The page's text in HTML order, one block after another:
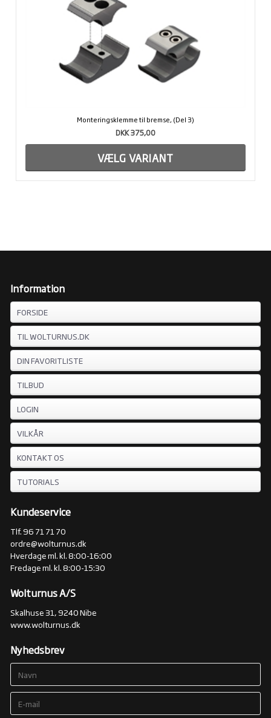
Monteringsklemme til bremse, (Del 3)
DKK 375,00
Information
FORSIDE
TIL WOLTURNUS.DK
DIN FAVORITLISTE
TILBUD
LOGIN
VILKÅR
KONTAKT OS
TUTORIALS
Kundeservice
Tlf. 96 71 71 70
ordre@wolturnus.dk
Hverdage ml. kl. 8:00-16:00
Fredage ml. kl. 8:00-15:30
Wolturnus A/S
Skalhuse 31, 9240 Nibe
www.wolturnus.dk
Nyhedsbrev